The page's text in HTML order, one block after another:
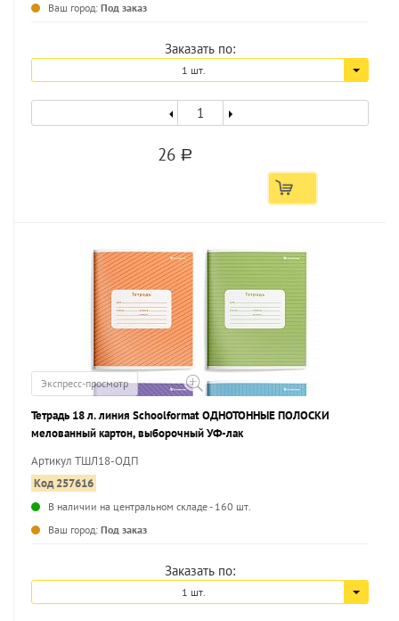
Ваш город: Под заказ
Заказать по:
1 шт.
26 a
Экспресс-просмотр
Тетрадь 18 л. линия Schoolformat ОДНОТОННЫЕ ПОЛОСКИ
мелованный картон, выборочный УФ-лак
Артикул ТШЛ18-ОДП
Код 257616
В наличии на центральном складе - 160 шт.
Ваш город: Под заказ
Заказать по:
1 шт.